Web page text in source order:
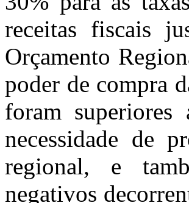
receitas fiscais
Orçamento
poder de compra
foram
necessidade de
regional, e
negativos